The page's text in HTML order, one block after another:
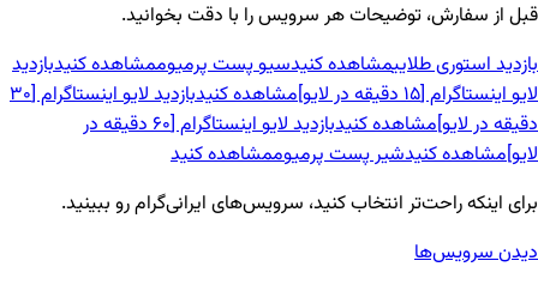
قبل از سفارش، توضیحات هر سرویس را با دقت بخوانید.
بازدید استوری طلاییمشاهده کنیدسیو پست پرمیوممشاهده کنیدبازدید
لایو اینستاگرام [15 دقیقه در لایو]
مشاهده کنید
بازدید لایو اینستاگرام [30
دقیقه در لایو]مشاهده کنید
بازدید لایو اینستاگرام [60 دقیقه در
لایو]مشاهده کنیدشیر پست پرمیوممشاهده کنید
برای اینکه راحت‌تر انتخاب کنید، سرویس‌های ایرانی‌گرام رو ببینید.
دیدن سرویس‌ها